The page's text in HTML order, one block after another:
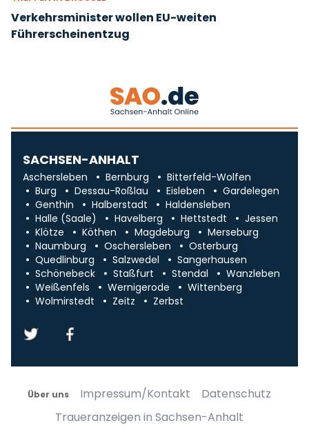
Verkehrsminister wollen EU-weiten
Führerscheinentzug
SACHSEN-ANHALT
Aschersleben Bernburg
Bitterfeld-Wolfen
Burg
Dessau-Roßlau Eisleben
Gardelegen
Genthin
Halberstadt
Haldensleben
Halle (Saale)
Havelberg Hettstedt
Jessen
Klötze
Köthen Magdeburg
Merseburg
Naumburg
Oschersleben
Osterburg
Quedlinburg
Salzwedel
Sangerhausen
Schönebeck
Staßfurt Stendal
Wanzleben
Weißenfels
Wernigerode
Wittenberg
Wolmirstedt
Zeitz Zerbst
Über uns Impressum/Kontakt
Datenschutz
Traueranzeigen in Sachsen-Anhalt